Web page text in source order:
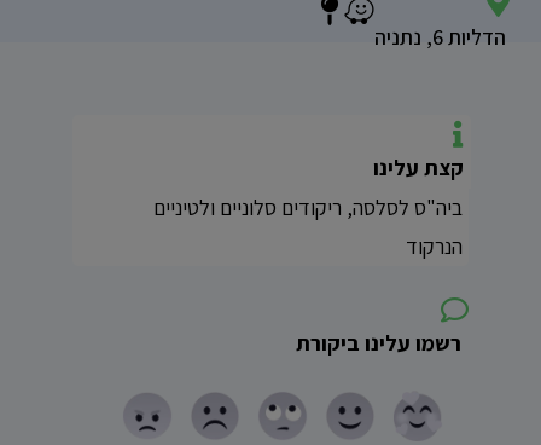
הדליות 6, נתניה
קצת עלינו
ביה"ס לסלסה, ריקודים סלוניים ולטיניים
הנרקוד
רשמו עלינו ביקורת